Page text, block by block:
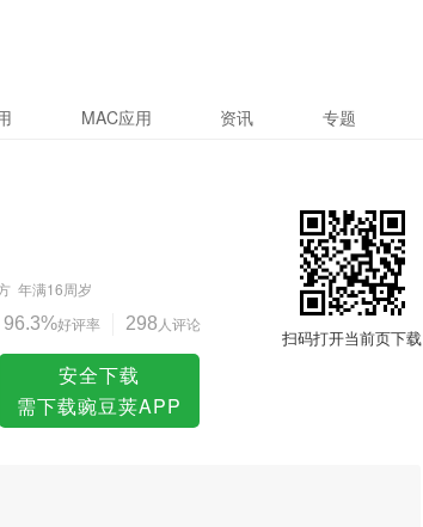
MAC应用 资讯 专题
年满16周岁
96.3%好评率 298 人评论
安全下载
需下载豌豆荚APP
扫码打开当前页下载